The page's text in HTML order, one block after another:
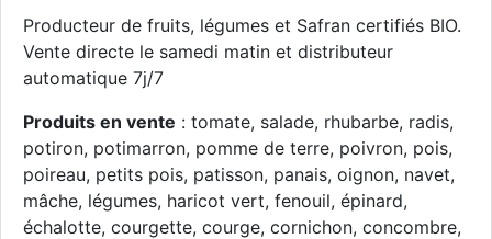
Producteur de fruits, légumes et Safran certifiés BIO.
Vente directe le samedi matin et distributeur
automatique 7j/7
Produits en vente : tomate, salade, rhubarbe, radis,
potiron, potimarron, pomme de terre, poivron, pois,
poireau, petits pois, patisson, panais, oignon, navet,
mâche, légumes, haricot vert, fenouil, épinard,
échalotte, courgette, courge, cornichon, concombre,